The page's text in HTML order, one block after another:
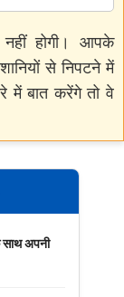
होगी। आपके
से निपटने में
बात करेंगे तो वे
साथ अपनी